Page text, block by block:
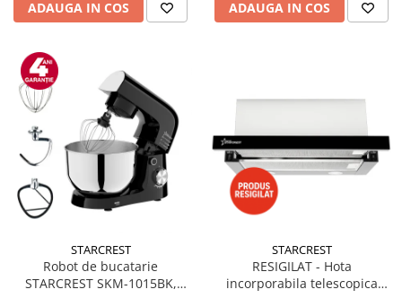
ADAUGA IN COS ADAUGA IN COS
STARCREST
Robot de bucatarie
STARCREST SKM-1015BK,
STARCREST
RESIGILAT - Hota
incorporabila telescopica